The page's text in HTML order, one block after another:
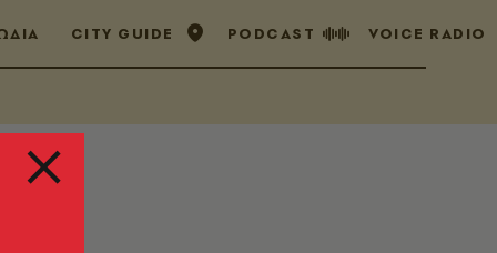
CITY GUIDE PODCAST VOICE RADIO